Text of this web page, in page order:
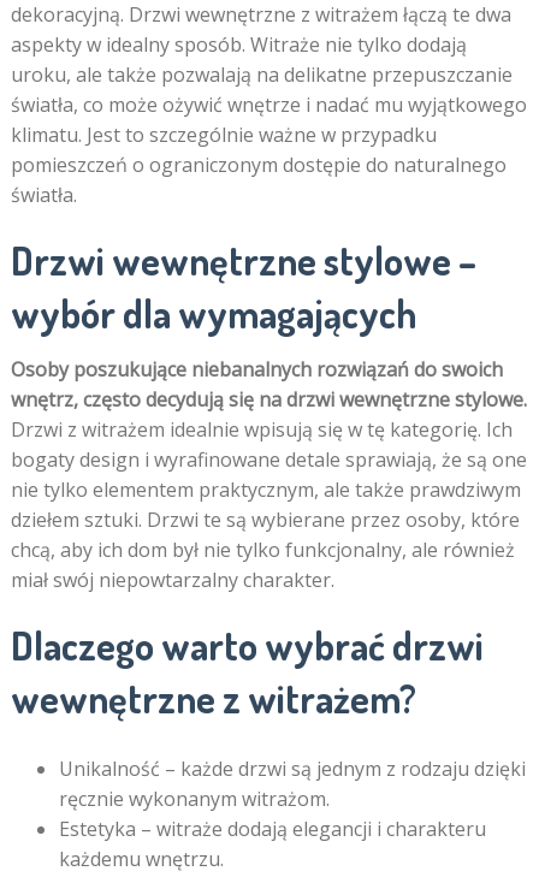
dekoracyjną. Drzwi wewnętrzne z witrażem łączą te dwa
aspekty w idealny sposób. Witraże nie tylko dodają
uroku, ale także pozwalają na delikatne przepuszczanie
światła, co może ożywić wnętrze i nadać mu wyjątkowego
klimatu. Jest to szczególnie ważne w przypadku
pomieszczeń o ograniczonym dostępie do naturalnego
światła.
Drzwi wewnętrzne stylowe –
wybór dla wymagających
Osoby poszukujące niebanalnych rozwiązań do swoich
wnętrz, często decydują się na drzwi wewnętrzne stylowe.
Drzwi z witrażem idealnie wpisują się w tę kategorię. Ich
bogaty design i wyrafinowane detale sprawiają, że są one
nie tylko elementem praktycznym, ale także prawdziwym
dziełem sztuki. Drzwi te są wybierane przez osoby, które
chcą, aby ich dom był nie tylko funkcjonalny, ale również
miał swój niepowtarzalny charakter.
Dlaczego warto wybrać drzwi
wewnętrzne z witrażem?
Unikalność – każde drzwi są jednym z rodzaju dzięki
ręcznie wykonanym witrażom.
Estetyka – witraże dodają elegancji i charakteru
każdemu wnętrzu.